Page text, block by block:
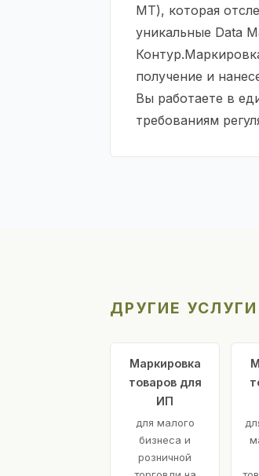
МТ), которая
уникальные Data
получение и
Вы работаете в
требованиям
ДРУГИЕ УСЛУГИ
Маркировка
товаров для
ИП
для малого
бизнеса и
розничной